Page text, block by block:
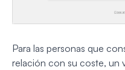
Para las personas que
relación con su coste, un